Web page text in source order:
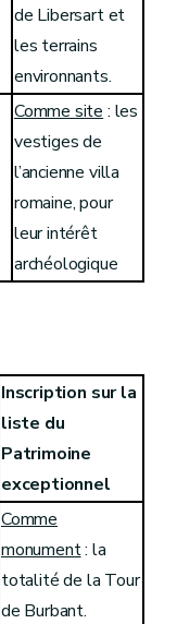
de Libersart et
les terrains
environnants.
Comme site : les
vestiges de
l’ancienne villa
romaine, pour
leur intérêt
archéologique
Inscription sur la
liste du
Patrimoine
exceptionnel
Comme
monument: la
totalité de la Tour
de Burbant.